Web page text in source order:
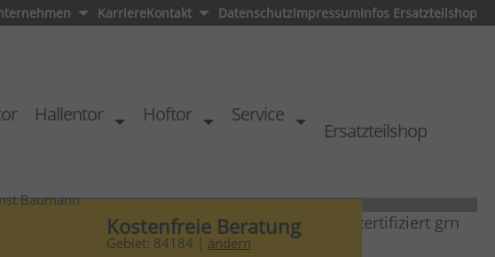
KarriereKontakt DatenschutzImpressumInfos Ersatzteilshop
Hallentor Hoftor Service
Ersatzteilshop
Kostenfreie Beratung
Gebiet: 84184 | ändern